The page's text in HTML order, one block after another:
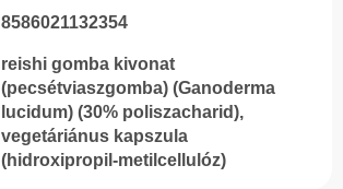
8586021132354
reishi gomba kivonat
(pecsétviaszgomba) (Ganoderma
lucidum) (30% poliszacharid),
vegetáriánus kapszula
(hidroxipropil-metilcellulóz)